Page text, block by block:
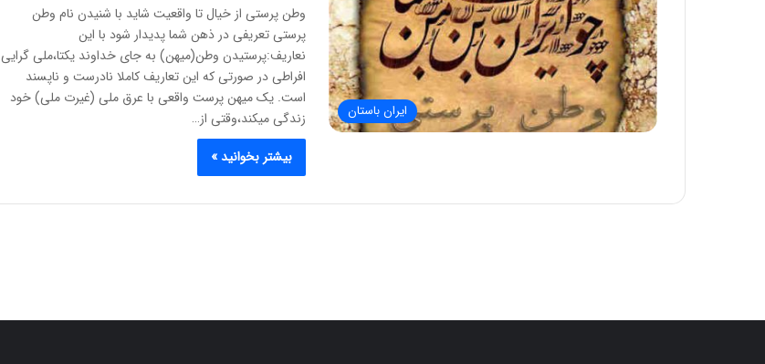
ایران باستان
وطن پرستی از خیال تا واقعیت شاید با شنیدن نام وطن
پرستی تعریفی در ذهن شما پدیدار شود با این
نعاریف:پرستیدن وطن(میهن) به جای خداوند یکتا،ملی گرایی
افراطی در صورتی که این تعاریف کاملا نادرست و ناپسند
است. یک میهن پرست واقعی با عرق ملی (غیرت ملی) خود
زندگی میکند،وقتی از…
بیشتر بخوانید »